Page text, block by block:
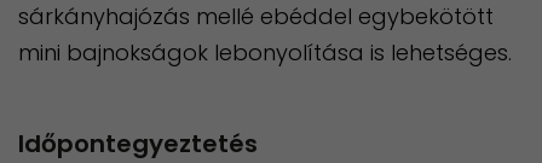
sárkányhajózás mellé ebéddel egybekötött
mini bajnokságok lebonyolítása is lehetséges.
Időpontegyeztetés